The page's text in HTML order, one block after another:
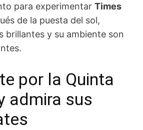
para experimentar Times
de la puesta del sol,
brillantes y su ambiente son
por la Quinta
admira sus